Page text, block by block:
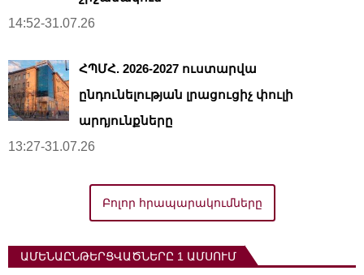
14:52-31.07.26
ՀՊՄՀ. 2026-2027 ուստարվա
ընդունելության լրացուցիչ փուլի
արդյունքները
13:27-31.07.26
Բոլոր հրապարակումները
ԱՄԵՆԱԸՆԹԵՐՑՎԱԾՆԵՐԸ 1 ԱՄՍՈՒՄ